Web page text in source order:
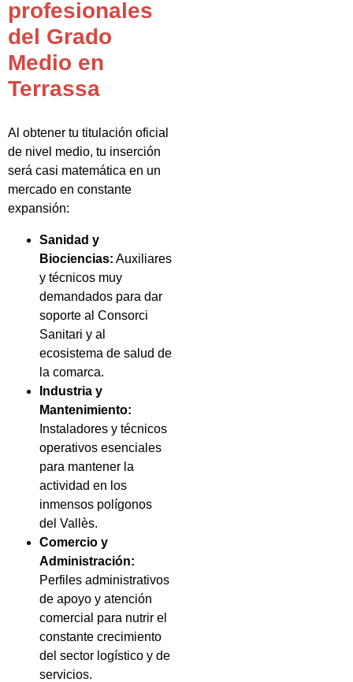
profesionales
del Grado
Medio en
Terrassa
Al obtener tu titulación oficial
de nivel medio, tu inserción
será casi matemática en un
mercado en constante
expansión:
Sanidad y
Biociencias: Auxiliares
y técnicos muy
demandados para dar
soporte al Consorci
Sanitari y al
ecosistema de salud de
la comarca.
Industria y
Mantenimiento:
Instaladores y técnicos
operativos esenciales
para mantener la
actividad en los
inmensos polígonos
del Vallès.
Comercio y
Administración:
Perfiles administrativos
de apoyo y atención
comercial para nutrir el
constante crecimiento
del sector logístico y de
servicios.